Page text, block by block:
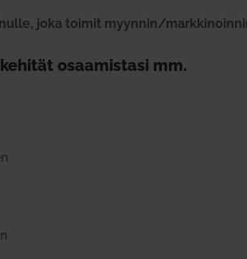
joka toimit myynnin/
osaa­mistasi mm.